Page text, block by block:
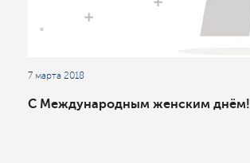
7 марта 2018
С Международным женским днём!